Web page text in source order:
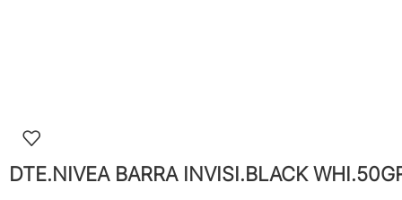
DTE.NIVEA BARRA INVISI.BLACK